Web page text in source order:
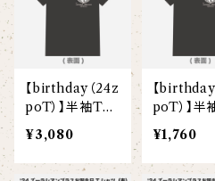
【birthday（24z
poT）】半袖Tシ
¥3,080
【
poT）】半
ャツ 両面(
も)
¥1,760